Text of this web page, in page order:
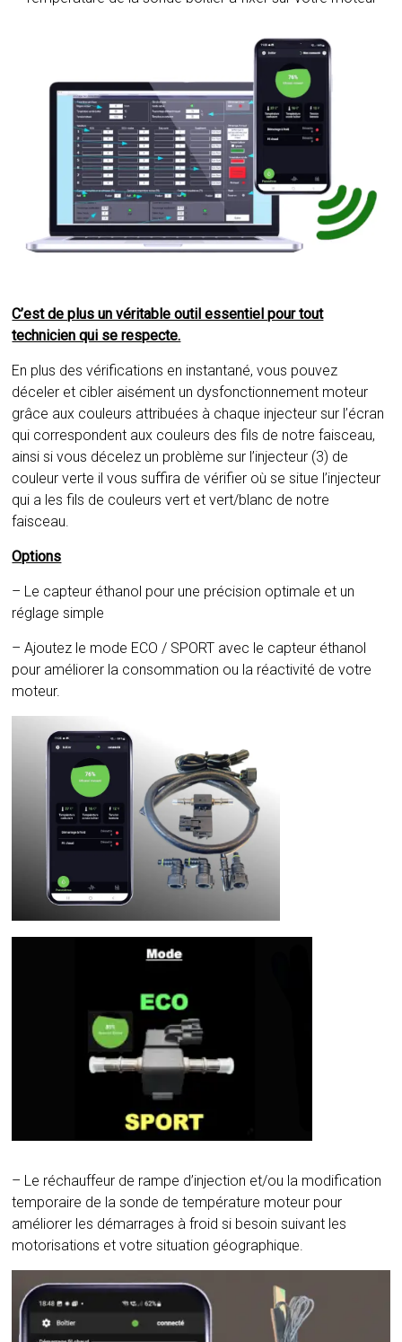
C’est de plus un véritable outil essentiel pour tout
technicien qui se respecte.
En plus des vérifications en instantané, vous pouvez
déceler et cibler aisément un dysfonctionnement moteur
grâce aux couleurs attribuées à chaque injecteur sur l’écran
qui correspondent aux couleurs des fils de notre faisceau,
ainsi si vous décelez un problème sur l’injecteur (3) de
couleur verte il vous suffira de vérifier où se situe l’injecteur
qui a les fils de couleurs vert et vert/blanc de notre
faisceau.
Options
– Le capteur éthanol pour une précision optimale et un
réglage simple
– Ajoutez le mode ECO / SPORT avec le capteur éthanol
pour améliorer la consommation ou la réactivité de votre
moteur.
– Le réchauffeur de rampe d’injection et/ou la modification
temporaire de la sonde de température moteur pour
améliorer les démarrages à froid si besoin suivant les
motorisations et votre situation géographique.